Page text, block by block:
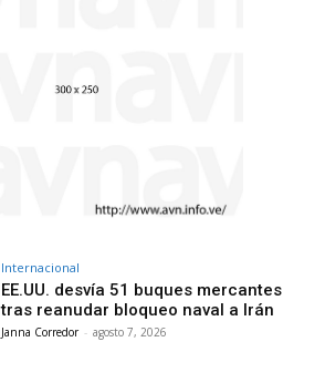
Internacional
EE.UU. desvía 51 buques mercantes
tras reanudar bloqueo naval a Irán
Janna Corredor - agosto 7, 2026